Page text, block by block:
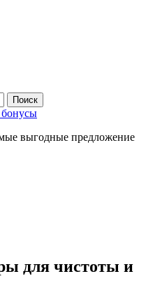
выгодные предложение
для чистоты и